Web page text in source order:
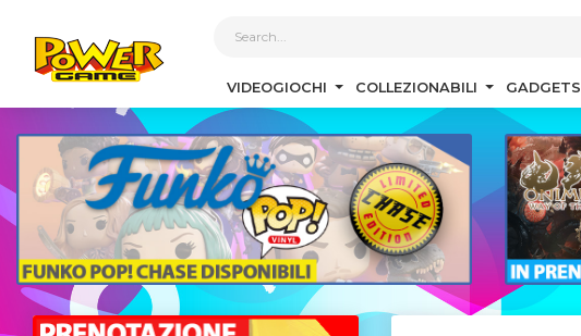
VIDEOGIOCHI COLLEZIONABILI GADGETS